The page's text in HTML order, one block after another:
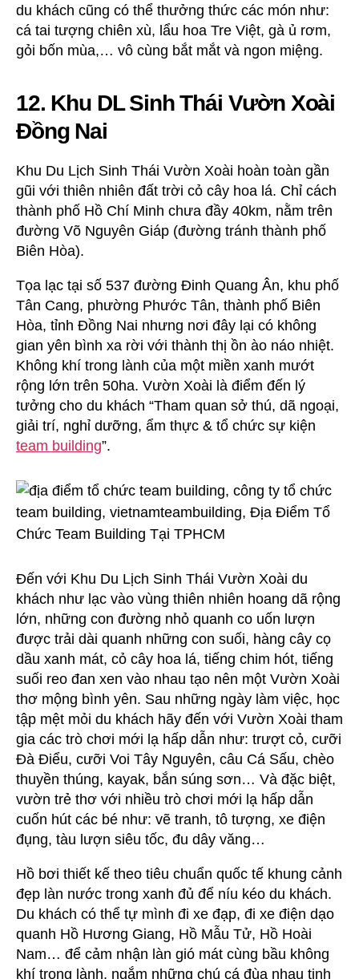
du khách cũng có thể thưởng thức các món như:
cá tai tượng chiên xù, lẩu hoa Tre Việt, gà ủ rơm,
gỏi bốn mùa,… vô cùng bắt mắt và ngon miệng.
12. Khu DL Sinh Thái Vườn Xoài
Đồng Nai
Khu Du Lịch Sinh Thái Vườn Xoài hoàn toàn gần
gũi với thiên nhiên đất trời cỏ cây hoa lá. Chỉ cách
thành phố Hồ Chí Minh chưa đầy 40km, nằm trên
đường Võ Nguyên Giáp (đường tránh thành phố
Biên Hòa).
Tọa lạc tại số 537 đường Đinh Quang Ân, khu phố
Tân Cang, phường Phước Tân, thành phố Biên
Hòa, tỉnh Đồng Nai nhưng nơi đây lại có không
gian yên bình xa rời với thành thị ồn ào náo nhiệt.
Không khí trong lành của một miền xanh mướt
rộng lớn trên 50ha. Vườn Xoài là điểm đến lý
tưởng cho du khách “Tham quan sở thú, dã ngoại,
giải trí, nghỉ dưỡng, ẩm thực & tổ chức sự kiện
team building”.
Đến với Khu Du Lịch Sinh Thái Vườn Xoài du
khách như lạc vào vùng thiên nhiên hoang dã rộng
lớn, những con đường nhỏ quanh co uốn lượn
được trải dài quanh những con suối, hàng cây cọ
dầu xanh mát, cỏ cây hoa lá, tiếng chim hót, tiếng
suối reo đan xen vào nhau tạo nên một Vườn Xoài
thơ mộng bình yên. Sau những ngày làm việc, học
tập mệt mỏi du khách hãy đến với Vườn Xoài tham
gia các trò chơi mới lạ hấp dẫn như: trượt cỏ, cưỡi
Đà Điểu, cưỡi Voi Tây Nguyên, câu Cá Sấu, chèo
thuyền thúng, kayak, bắn súng sơn… Và đặc biệt,
vườn trẻ thơ với nhiều trò chơi mới lạ hấp dẫn
cuốn hút các bé như: vẽ tranh, tô tượng, xe điện
đụng, tàu lượn siêu tốc, đu dây văng…
Hồ bơi thiết kế theo tiêu chuẩn quốc tế khung cảnh
đẹp làn nước trong xanh đủ để níu kéo du khách.
Du khách có thể tự mình đi xe đạp, đi xe điện dạo
quanh Hồ Hương Giang, Hồ Mẫu Tử, Hồ Hoài
Nam… để cảm nhận làn gió mát cùng bầu không
khí trong lành, ngắm những chú cá đùa nhau tinh